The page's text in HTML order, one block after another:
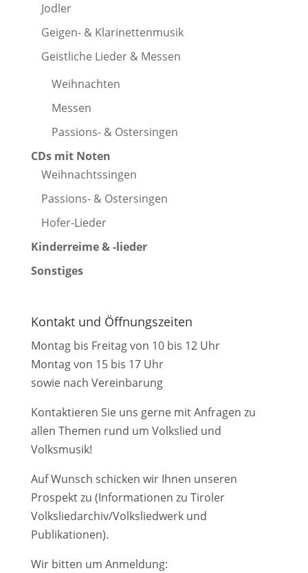
Jodler
Geigen- & Klarinettenmusik
Geistliche Lieder & Messen
Weihnachten
Messen
Passions- & Ostersingen
CDs mit Noten
Weihnachtssingen
Passions- & Ostersingen
Hofer-Lieder
Kinderreime & -lieder
Sonstiges
Kontakt und Öffnungszeiten
Montag bis Freitag von 10 bis 12 Uhr
Montag von 15 bis 17 Uhr
sowie nach Vereinbarung
Kontaktieren Sie uns gerne mit Anfragen zu
allen Themen rund um Volkslied und
Volksmusik!
Auf Wunsch schicken wir Ihnen unseren
Prospekt zu (Informationen zu Tiroler
Volksliedarchiv/Volksliedwerk und
Publikationen).
Wir bitten um Anmeldung: